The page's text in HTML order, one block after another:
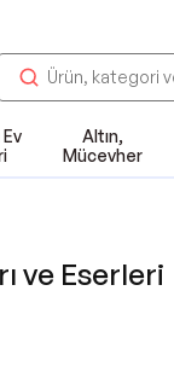
Altın,
Mücevher
ve Eserleri